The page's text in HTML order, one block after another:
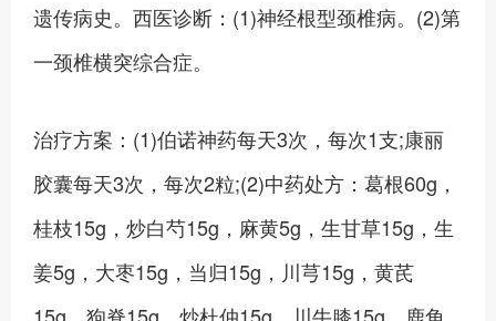
遗传病史。西医诊断：(1)神经根型颈椎病。(2)第
一颈椎横突综合症。
治疗方案：(1)伯诺神药每天3次，每次1支;康丽
胶囊每天3次，每次2粒;(2)中药处方：葛根60g，
桂枝15g，炒白芍15g，麻黄5g，生甘草15g，生
姜5g，大枣15g，当归15g，川芎15g，黄芪